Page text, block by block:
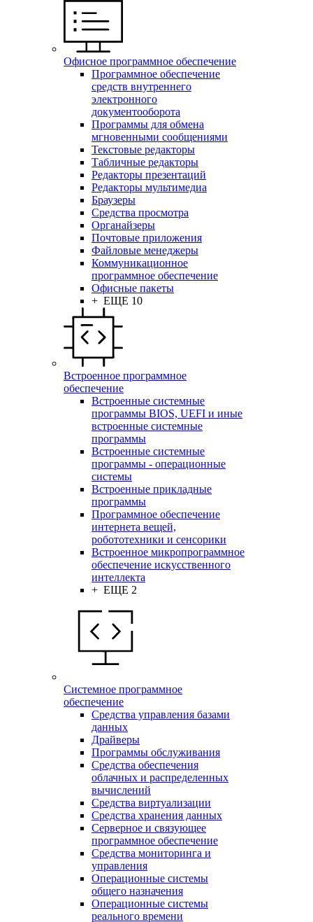
Офисное программное обеспечение
Программное обеспечение
средств внутреннего
электронного
документооборота
Программы для обмена
мгновенными сообщениями
Текстовые редакторы
Табличные редакторы
Редакторы презентаций
Редакторы мультимедиа
Браузеры
Средства просмотра
Органайзеры
Почтовые приложения
Файловые менеджеры
Коммуникационное
программное обеспечение
Офисные пакеты
+ ЕЩЕ 10
Встроенное программное
обеспечение
Встроенные системные
программы BIOS, UEFI и иные
встроенные системные
программы
Встроенные системные
программы - операционные
системы
Встроенные прикладные
программы
Программное обеспечение
интернета вещей,
робототехники и сенсорики
Встроенное микропрограммное
обеспечение искусственного
интеллекта
+ ЕЩЕ 2
Системное программное
обеспечение
Средства управления базами
данных
Драйверы
Программы обслуживания
Средства обеспечения
облачных и распределенных
вычислений
Средства виртуализации
Средства хранения данных
Серверное и связующее
программное обеспечение
Средства мониторинга и
управления
Операционные системы
общего назначения
Операционные системы
реального времени